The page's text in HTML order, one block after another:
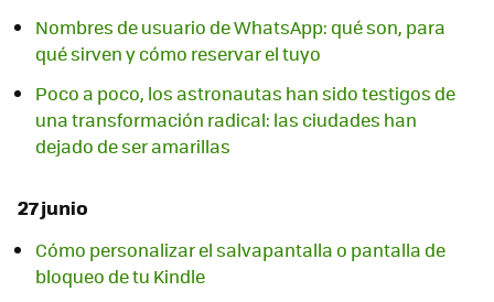
Nombres de usuario de WhatsApp: qué son, para
qué sirven y cómo reservar el tuyo
Poco a poco, los astronautas han sido testigos de
una transformación radical: las ciudades han
dejado de ser amarillas
27 junio
Cómo personalizar el salvapantalla o pantalla de
bloqueo de tu Kindle